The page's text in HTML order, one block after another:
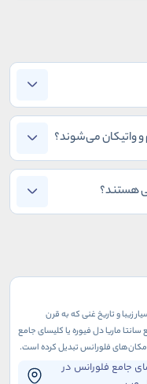
و واتیکان می‌شوند؟
هستند؟
جامع فلورانس در
زیبا و تاریخ غنی که به قرن
ماریا دل فیوره یا کلیسای جامع
مکان‌های فلورانس تبدیل کرده است.
دومو واقع شده، سومین کلیسای
گنجینه‌های فرهنگی این کشور است.